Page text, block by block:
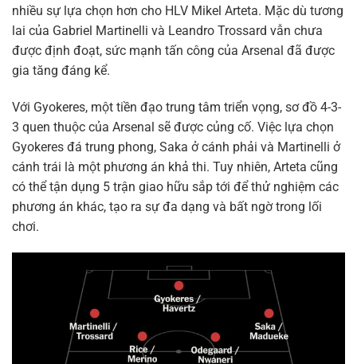
nhiều sự lựa chọn hơn cho HLV Mikel Arteta. Mặc dù tương
lai của Gabriel Martinelli và Leandro Trossard vẫn chưa
được định đoạt, sức mạnh tấn công của Arsenal đã được
gia tăng đáng kể.
Với Gyokeres, một tiền đạo trung tâm triển vọng, sơ đồ 4-3-
3 quen thuộc của Arsenal sẽ được củng cố. Việc lựa chọn
Gyokeres đá trung phong, Saka ở cánh phải và Martinelli ở
cánh trái là một phương án khả thi. Tuy nhiên, Arteta cũng
có thể tận dụng 5 trận giao hữu sắp tới để thử nghiệm các
phương án khác, tạo ra sự đa dạng và bất ngờ trong lối
chơi.